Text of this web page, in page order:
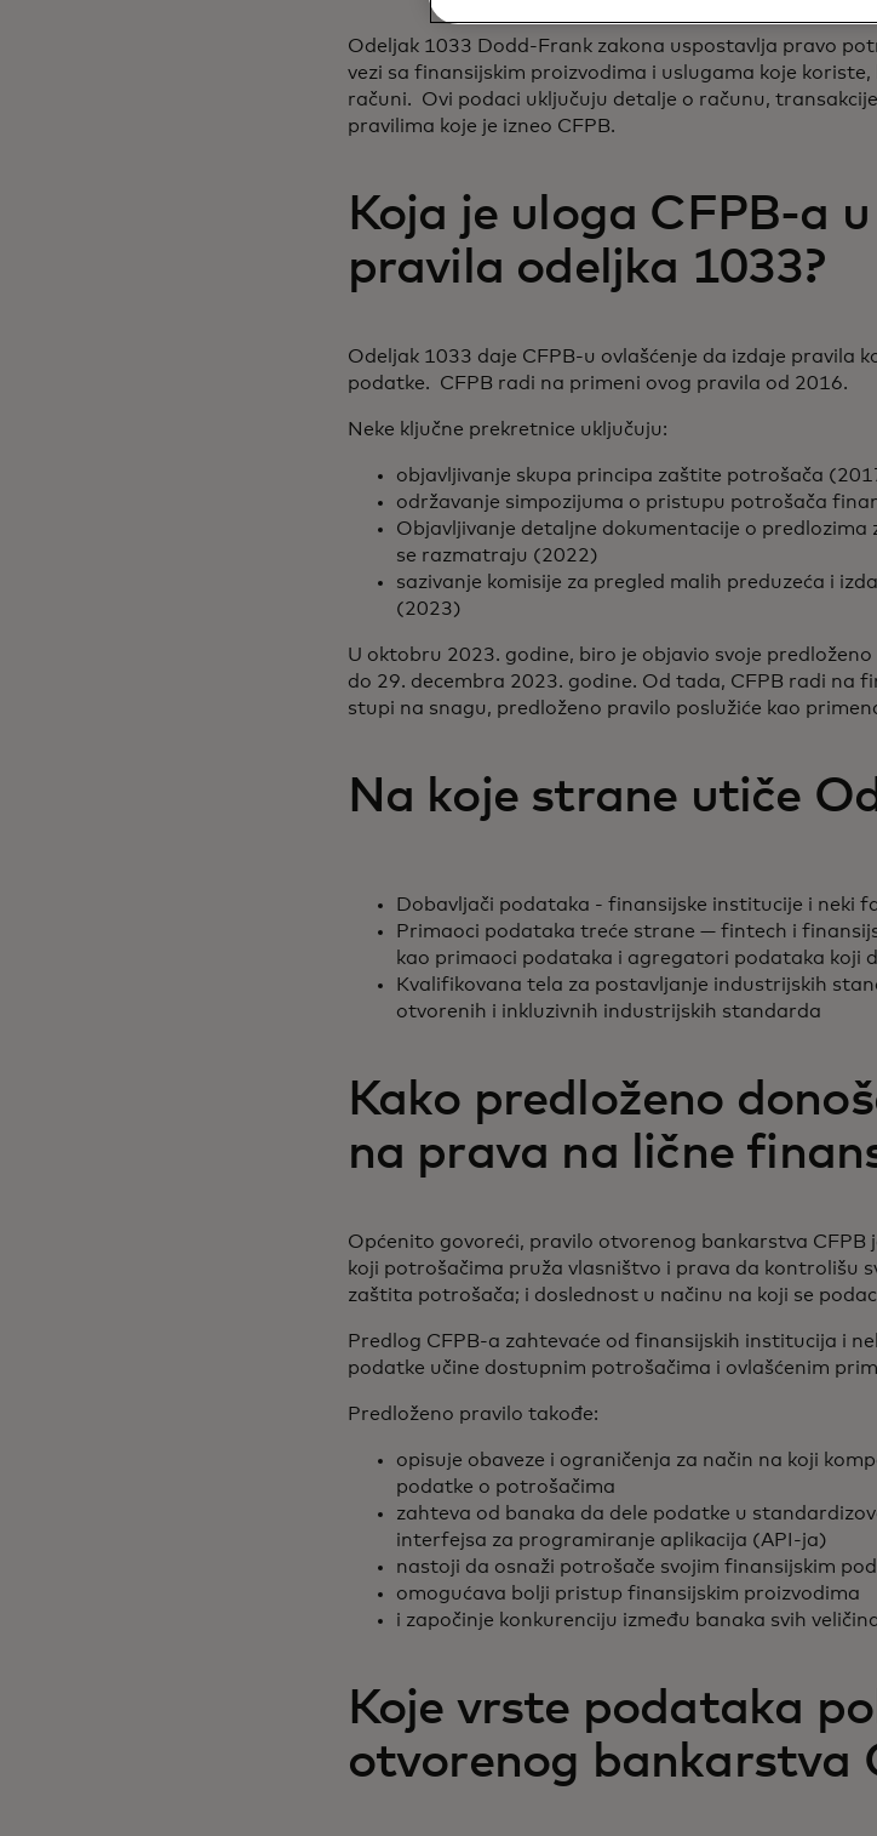
Odeljak 1033 Dodd-Frank zakona uspostavlja pravo
vezi sa finansijskim proizvodima i uslugama koje
računi. Ovi podaci uključuju detalje o računu,
pravilima koje je izneo CFPB.
Koja je uloga CFPB-a
pravila odeljka 1033?
Odeljak 1033 daje CFPB-u ovlašćenje da izdaje pravila
podatke. CFPB radi na primeni ovog pravila od 2016.
Neke ključne prekretnice uključuju:
objavljivanje skupa principa zaštite potrošača
održavanje simpozijuma o pristupu potrošača
Objavljivanje detaljne dokumentacije o
se razmatraju (2022)
sazivanje komisije za pregled malih preduzeća i
(2023)
U oktobru 2023. godine, biro je objavio svoje
do 29. decembra 2023. godine. Od tada, CFPB radi na
stupi na snagu, predloženo pravilo poslužiće kao
Na koje strane utiče
Dobavljači podataka - finansijske institucije i neki
Primaoci podataka treće strane — fintech i
kao primaoci podataka i agregatori podataka koji
Kvalifikovana tela za postavljanje industrijskih
otvorenih i inkluzivnih industrijskih standarda
Kako predloženo
na prava na lične
Općenito govoreći, pravilo otvorenog bankarstva
koji potrošačima pruža vlasništvo i prava da kontrolišu
zaštita potrošača; i doslednost u načinu na koji se
Predlog CFPB-a zahtevaće od finansijskih institucija i
podatke učine dostupnim potrošačima i ovlašćenim
Predloženo pravilo takođe:
opisuje obaveze i ograničenja za način na koji
podatke o potrošačima
zahteva od banaka da dele podatke u
interfejsa za programiranje aplikacija (API-ja)
nastoji da osnaži potrošače svojim finansijskim
omogućava bolji pristup finansijskim proizvodima
i započinje konkurenciju između banaka svih
Koje vrste podataka
otvorenog bankarstva